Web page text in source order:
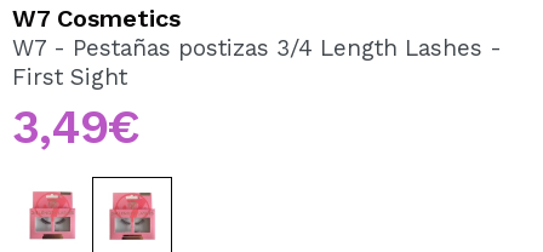
Al crear una cuenta en Maquillalia.com podrás realizar
tus compras rápidamente, revisar el estado de tus
W7 Cosmetics
W7 - Pestañas postizas 3/4 Length Lashes -
First Sight
3,49€